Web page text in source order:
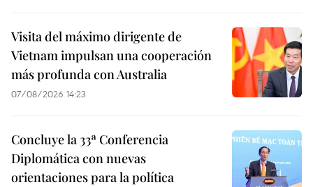
Visita del máximo dirigente de
Vietnam impulsan una cooperación
más profunda con Australia
07/08/2026 14:23
Concluye la 33ª Conferencia
Diplomática con nuevas
orientaciones para la política